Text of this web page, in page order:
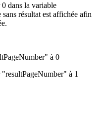
dans la variable
résultat est affichée afin
à 0
à 1